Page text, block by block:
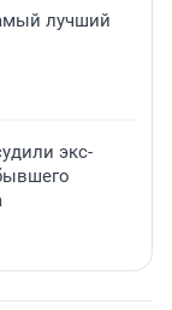
лучший
экс-